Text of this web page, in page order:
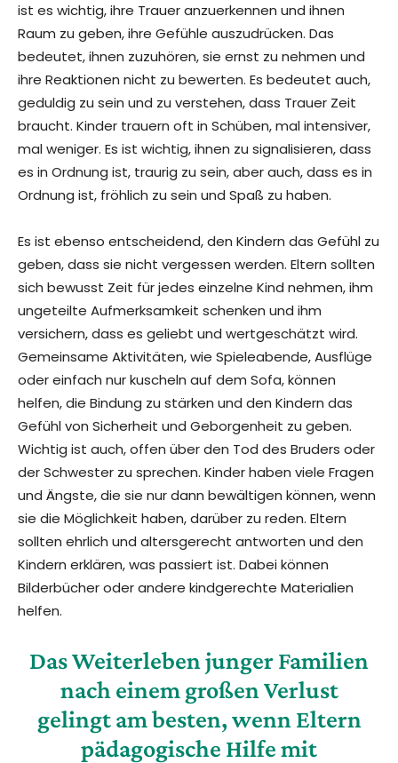
ist es wichtig, ihre Trauer anzuerkennen und ihnen
Raum zu geben, ihre Gefühle auszudrücken. Das
bedeutet, ihnen zuzuhören, sie ernst zu nehmen und
ihre Reaktionen nicht zu bewerten. Es bedeutet auch,
geduldig zu sein und zu verstehen, dass Trauer Zeit
braucht. Kinder trauern oft in Schüben, mal intensiver,
mal weniger. Es ist wichtig, ihnen zu signalisieren, dass
es in Ordnung ist, traurig zu sein, aber auch, dass es in
Ordnung ist, fröhlich zu sein und Spaß zu haben.
Es ist ebenso entscheidend, den Kindern das Gefühl zu
geben, dass sie nicht vergessen werden. Eltern sollten
sich bewusst Zeit für jedes einzelne Kind nehmen, ihm
ungeteilte Aufmerksamkeit schenken und ihm
versichern, dass es geliebt und wertgeschätzt wird.
Gemeinsame Aktivitäten, wie Spieleabende, Ausflüge
oder einfach nur kuscheln auf dem Sofa, können
helfen, die Bindung zu stärken und den Kindern das
Gefühl von Sicherheit und Geborgenheit zu geben.
Wichtig ist auch, offen über den Tod des Bruders oder
der Schwester zu sprechen. Kinder haben viele Fragen
und Ängste, die sie nur dann bewältigen können, wenn
sie die Möglichkeit haben, darüber zu reden. Eltern
sollten ehrlich und altersgerecht antworten und den
Kindern erklären, was passiert ist. Dabei können
Bilderbücher oder andere kindgerechte Materialien
helfen.
Das Weiterleben junger Familien
nach einem großen Verlust
gelingt am besten, wenn Eltern
pädagogische Hilfe mit